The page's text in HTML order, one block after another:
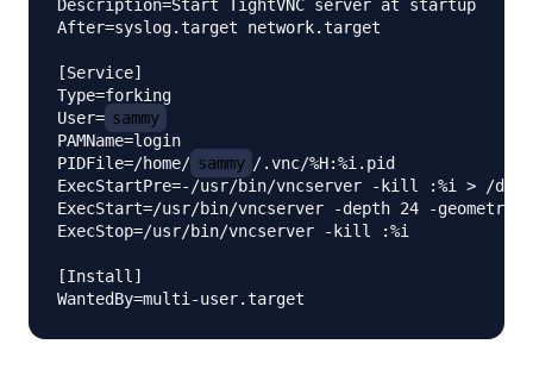
Description=Start TightVNC server at startup
After=syslog.target network.target
[Service]
Type=forking
User= sammy
PAMName=login
PIDFile=/home/ sammy /.vnc/%H:%i.pid
ExecStartPre=-/usr/bin/vncserver -kill :%i > /dev/
ExecStart=/usr/bin/vncserver -depth 24 -geometry
ExecStop=/usr/bin/vncserver -kill :%i
[Install]